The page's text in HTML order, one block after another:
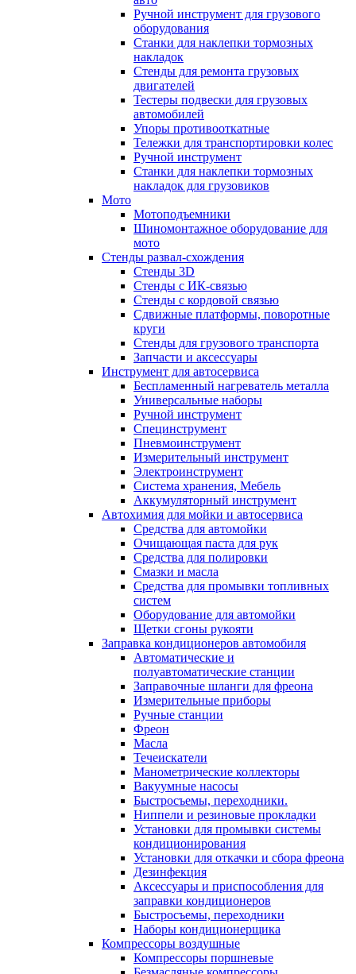
Ручной инструмент для грузового
оборудования
Станки для наклепки тормозных
накладок
Стенды для ремонта грузовых
двигателей
Тестеры подвески для грузовых
автомобилей
Упоры противооткатные
Тележки для транспортировки колес
Ручной инструмент
Станки для наклепки тормозных
накладок для грузовиков
Мото
Мотоподъемники
Шиномонтажное оборудование для
мото
Стенды развал-схождения
Стенды 3D
Стенды с ИК-связью
Стенды с кордовой связью
Сдвижные платформы, поворотные
круги
Стенды для грузового транспорта
Запчасти и аксессуары
Инструмент для автосервиса
Беспламенный нагреватель металла
Универсальные наборы
Ручной инструмент
Специнструмент
Пневмоинструмент
Измерительный инструмент
Электроинструмент
Система хранения, Мебель
Аккумуляторный инструмент
Автохимия для мойки и автосервиса
Средства для автомойки
Очищающая паста для рук
Средства для полировки
Смазки и масла
Средства для промывки топливных
систем
Оборудование для автомойки
Щетки сгоны рукояти
Заправка кондиционеров автомобиля
Автоматические и
полуавтоматические станции
Заправочные шланги для фреона
Измерительные приборы
Ручные станции
Фреон
Масла
Течеискатели
Манометрические коллекторы
Вакуумные насосы
Быстросъемы, переходники.
Ниппели и резиновые прокладки
Установки для промывки системы
кондиционирования
Установки для откачки и сбора фреона
Дезинфекция
Аксессуары и приспособления для
заправки кондиционеров
Быстросъемы, переходники
Наборы кондиционерщика
Компрессоры воздушные
Компрессоры поршневые